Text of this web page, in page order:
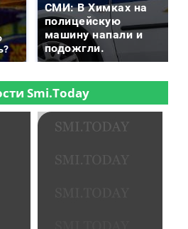
СМИ: В Химках на
полицейскую
машину напали и
подожгли.